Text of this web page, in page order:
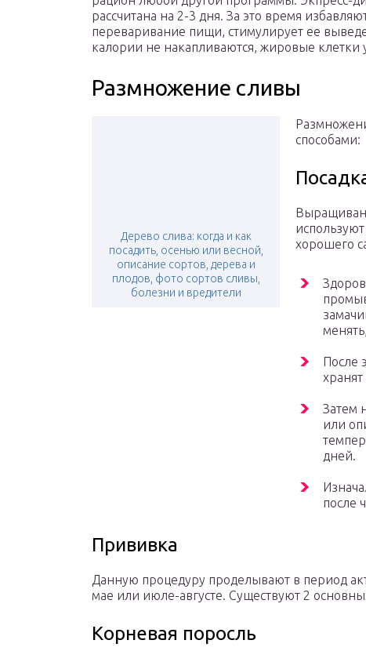
рассчитана на 2-3 дня. За это время
переваривание пищи, стимулирует ее
калории не накапливаются, жировые клетки
Размножение сливы
Дерево слива: когда и как
посадить, осенью или весной,
описание сортов, дерева и
плодов, фото сортов сливы,
болезни и вредители
способами:
хорошего
После
Затем
или
дней.
после
Прививка
Данную процедуру проделывают в период
мае или июле-августе. Существуют 2
Корневая поросль